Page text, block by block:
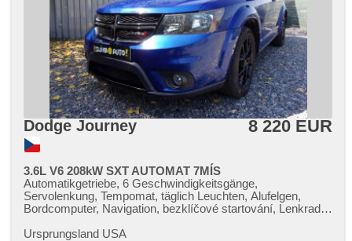
Dodge Journey 8 220 EUR
3.6L V6 208kW SXT AUTOMAT 7MÍS
Automatikgetriebe, 6 Geschwindigkeitsgänge,
Servolenkung, Tempomat, täglich Leuchten, Alufelgen,
Bordcomputer, Navigation, bezklíčové startování, Lenkrad
Beifahrerairbagdeaktivierung, Bluetooth, El. Seitenscheiben,
Ursprungsland USA